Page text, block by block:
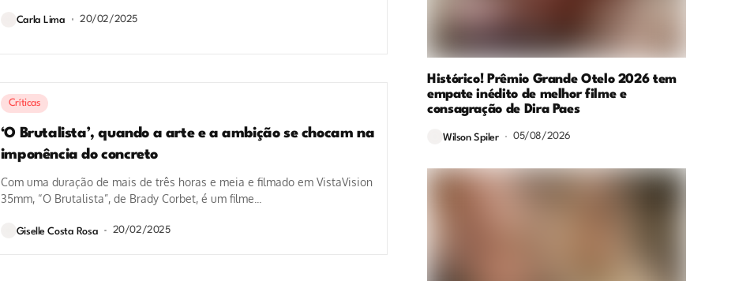
Carla Lima 20/02/2025
Críticas
‘O Brutalista’, quando a arte e a ambição se chocam na
imponência do concreto
Com uma duração de mais de três horas e meia e filmado em VistaVision
35mm, “O Brutalista”, de Brady Corbet, é um filme...
Giselle Costa Rosa 20/02/2025
Histórico! Prêmio Grande Otelo 2026 tem
empate inédito de melhor filme e
consagração de Dira Paes
Wilson Spiler 05/08/2026